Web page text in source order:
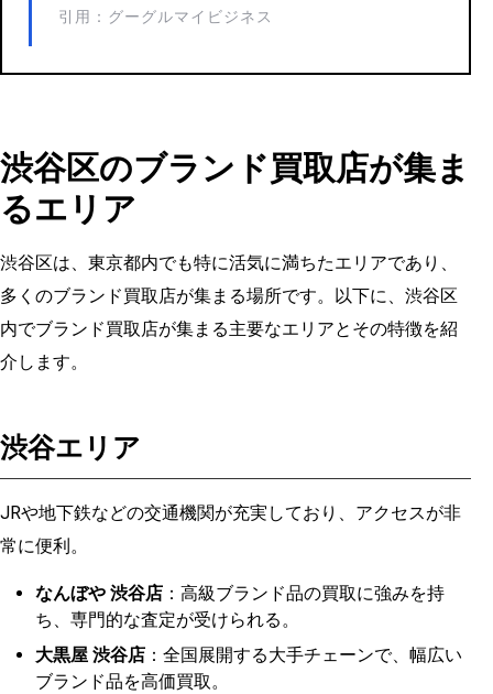
引用：グーグルマイビジネス
渋谷区のブランド買取店が集ま
るエリア
渋谷区は、東京都内でも特に活気に満ちたエリアであり、
多くのブランド買取店が集まる場所です。以下に、渋谷区
内でブランド買取店が集まる主要なエリアとその特徴を紹
介します。
渋谷エリア
JRや地下鉄などの交通機関が充実しており、アクセスが非
常に便利。
なんぼや 渋谷店 ：高級ブランド品の買取に強みを持
ち、専門的な査定が受けられる。
大黒屋 渋谷店 ：全国展開する大手チェーンで、幅広い
ブランド品を高価買取。